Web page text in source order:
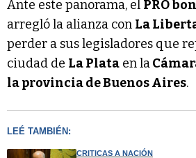
Ante este panorama, el PRO
arregló la alianza con La
perder a sus legisladores que
ciudad de La Plata en la
la provincia de Buenos Aires.
LEÉ TAMBIÉN:
CRITICAS A NACIÓN